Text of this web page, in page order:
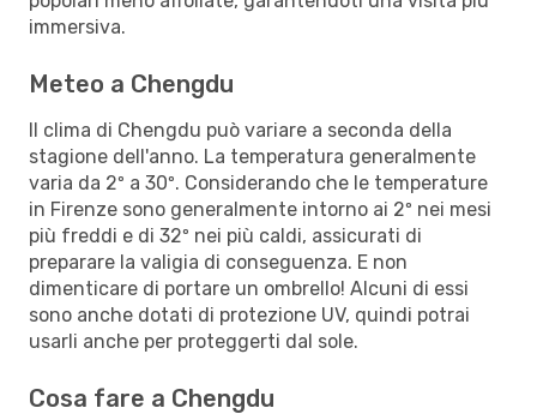
immersiva.
Meteo a Chengdu
Il clima di Chengdu può variare a seconda della
stagione dell'anno. La temperatura generalmente
varia da 2º a 30º. Considerando che le temperature
in Firenze sono generalmente intorno ai 2º nei mesi
più freddi e di 32º nei più caldi, assicurati di
preparare la valigia di conseguenza. E non
dimenticare di portare un ombrello! Alcuni di essi
sono anche dotati di protezione UV, quindi potrai
usarli anche per proteggerti dal sole.
Cosa fare a Chengdu